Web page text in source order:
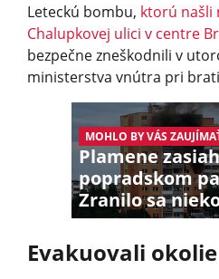
Leteckú bombu, ktorú našli
Chalupkovej ulici v centre
bezpečne zneškodnili v
ministerstva vnútra pri
MOHLO BY VÁS
Plamene
popradskom
Zranilo sa
Evakuovali okolie